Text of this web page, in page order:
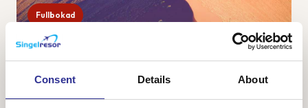
Consent Details About
Fullbokad
28 sep-9 okt 2026
Namibia är ett av Afrikas vackraste länder med vacker och